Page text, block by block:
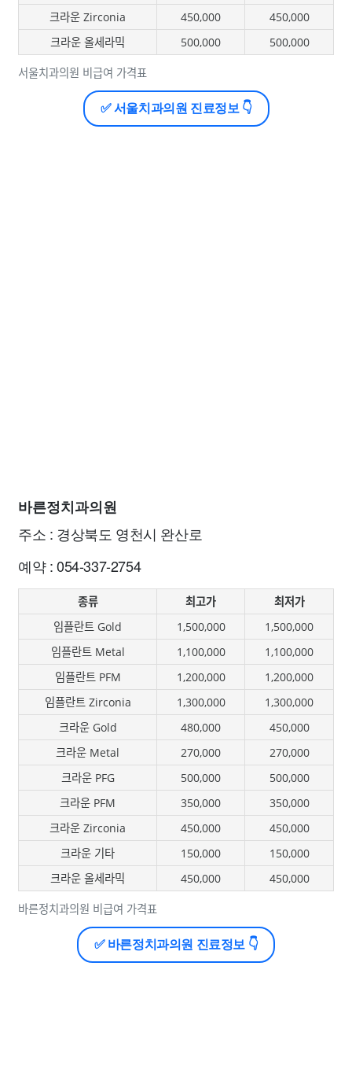
서울치과의원 비급여 가격표
크라운 Zirconia
450,000
450,000
크라운 올세라믹
500,000 500,000
✅ 서울치과의원 진료정보 👇
바른정치과의원
주소 : 경상북도 영천시 완산로
예약 : 054-337-2754
바른정치과의원 비급여 가격표
종류 최고가
최저가
임플란트 Gold
1,500,000
1,500,000
임플란트 Metal
1,100,000
1,100,000
임플란트 PFM
1,200,000
1,200,000
임플란트 Zirconia
1,300,000
1,300,000
크라운 Gold
480,000
450,000
크라운 Metal
270,000
270,000
크라운 PFG
500,000
500,000
크라운 PFM
350,000
350,000
크라운 Zirconia
450,000
450,000
크라운 기타
150,000
150,000
크라운 올세라믹
450,000 450,000
✅ 바른정치과의원 진료정보 👇